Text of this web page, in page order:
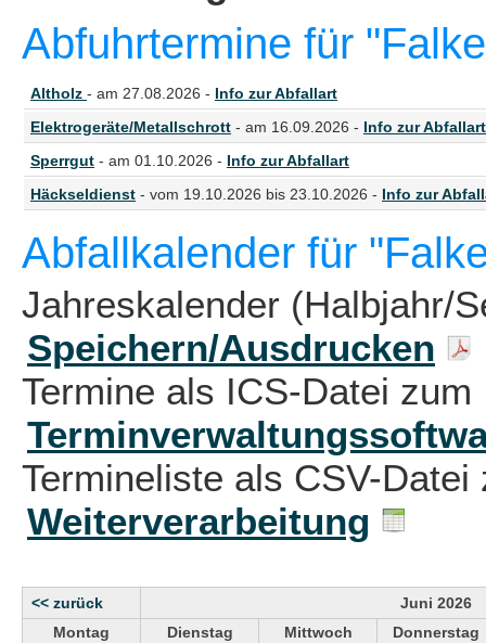
Abfuhrtermine für
Altholz - am 27.08.2026 - Info zur Abfallart
Elektrogeräte/Metallschrott - am 16.09.2026 - Info zur Abfallart
Sperrgut - am 01.10.2026 - Info zur Abfallart
Häckseldienst - vom 19.10.2026 bis 23.10.2026 - Info zur
Abfallkalender für
Jahreskalender (Halbjahr/
Speichern/Ausdrucken
Termine als ICS-Datei zum
Termineliste als CSV-
Weiterverarbeitung
<< zurück
Juni 2026
Montag
Dienstag Mittwoch Donnerstag